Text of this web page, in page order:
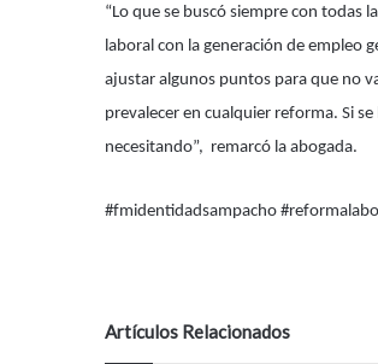
“Lo que se buscó siempre con todas
laboral con la generación de empleo
ajustar algunos puntos para que no
prevalecer en cualquier reforma. Si
necesitando”, remarcó la abogada.
#fmidentidadsampacho
Artículos Relacionados